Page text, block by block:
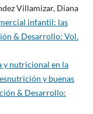
Villamizar, Diana
infantil: las
& Desarrollo: Vol.
y nutricional en la
y buenas
& Desarrollo: